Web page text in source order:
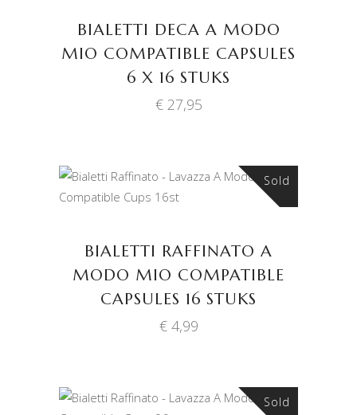
BIALETTI DECA A MODO
MIO COMPATIBLE CAPSULES
6 X 16 STUKS
€27,95
Sold
LEES VERDER
BIALETTI RAFFINATO A
MODO MIO COMPATIBLE
CAPSULES 16 STUKS
€4,99
Sold